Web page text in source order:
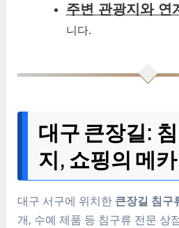
주변 관광지와 연
니다.
대구 큰장길:
지, 쇼핑의 메카
대구 서구에 위치한 큰장길 침구
개, 수예 제품 등 침구류 전문 상